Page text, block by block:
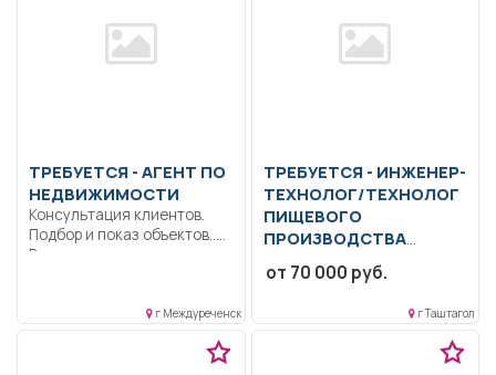
ТРЕБУЕТСЯ - АГЕНТ ПО
НЕДВИЖИМОСТИ
Консультация клиентов.
Подбор и показ объектов..
Возможно в качестве
г Междуреченск
ТРЕБУЕТСЯ - ИНЖЕНЕР-
ТЕХНОЛОГ/ТЕХНОЛОГ
ПИЩЕВОГО
ПРОИЗВОДСТВА
приготовление блюд
традиционным рецептам...
от 70 000 руб.
г Таштагол